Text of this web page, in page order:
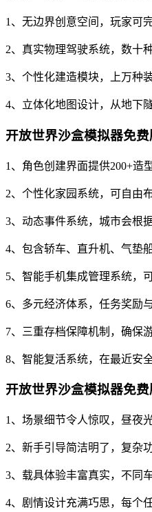
1、无边界创意空间，玩家可
2、真实物理驾驶系统，数十
3、个性化建造模块，上万种
4、立体化地图设计，从地下
开放世界沙盒模拟器免费
1、角色创建界面提供200+造
2、个性化家园系统，可自由
3、动态事件系统，城市会根
4、包含轿车、直升机、气垫
5、智能手机集成管理系统，
6、多元经济体系，任务奖励
7、三重存档保障机制，确保
8、智能复活系统，在最近安
开放世界沙盒模拟器免费
1、场景细节令人惊叹，昼夜
2、新手引导简洁明了，复杂
3、载具体验丰富真实，不同
4、剧情设计充满巧思，每个